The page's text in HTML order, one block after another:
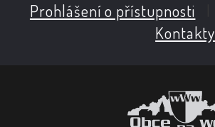
Prohlášení o přístupnosti
Kontakty